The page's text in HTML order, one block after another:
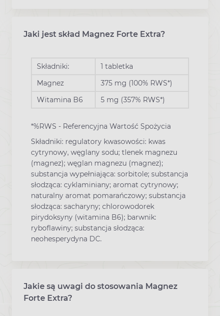
Jaki jest skład Magnez Forte Extra?
Składniki:
1 tabletka
Magnez
375 mg (100% RWS*)
Witamina B6
5 mg (357% RWS*)
*%RWS - Referencyjna Wartość Spożycia
Składniki: regulatory kwasowości: kwas
cytrynowy, węglany sodu; tlenek magnezu
(magnez); węglan magnezu (magnez);
substancja wypełniająca: sorbitole; substancja
słodząca: cyklaminiany; aromat cytrynowy;
naturalny aromat pomarańczowy; substancja
słodząca: sacharyny; chlorowodorek
pirydoksyny (witamina B6); barwnik:
ryboflawiny; substancja słodząca:
neohesperydyna DC.
Jakie są uwagi do stosowania Magnez
Forte Extra?